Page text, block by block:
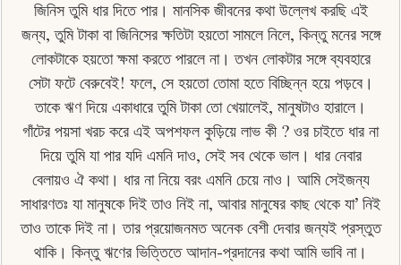
জিনিস তুমি ধার দিতে পার। মানসিক জীবনের কথা উল্লেখ করছি এই
জন্য, তুমি টাকা বা জিনিসের ক্ষতিটা হয়তাে সামলে নিলে, কিন্তু মনের সঙ্গে
লোকটাকে হয়তাে ক্ষমা করতে পারলে না। তখন লােকটার সঙ্গে ব্যবহারে
সেটা ফটে বেরুবেই! ফলে, সে হয়তাে তােমা হতে বিচ্ছিন্ন হয়ে পড়বে।
তাকে ঋণ দিয়ে একাধারে তুমি টাকা তো খেয়ালেই, মানুষটাও হারালে।
গাঁটের পয়সা খরচ করে এই অপশফল কুড়িয়ে লাভ কী ? ওর চাইতে ধার না
দিয়ে তুমি যা পার যদি এমনি দাও, সেই সব থেকে ভাল। ধার নেবার
বেলায়ও ঐ কথা। ধার না নিয়ে বরং এমনি চেয়ে নাও। আমি সেইজন্য
সাধারণতঃ যা মানুষকে দিই তাও নিই না, আবার মানুষের কাছ থেকে যা’ নিই
তাও তাকে দিই না। তার প্রয়ােজনমত অনেক বেশী দেবার জন্যই প্রস্তুত
থাকি। কিন্তু ঋণের ভিত্তিতে আদান-প্রদানের কথা আমি ভাবি না।